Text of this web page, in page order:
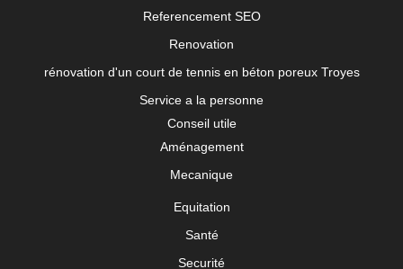
Referencement SEO
Renovation
rénovation d'un court de tennis en béton poreux Troyes
Service a la personne
Conseil utile
Aménagement
Mecanique
Equitation
Santé
Securité